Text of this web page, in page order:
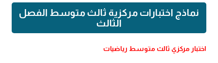
نماذج اختبارات مركزية ثالث متوسط الفصل
الثالث
اختبار مركزي ثالث متوسط رياضيات